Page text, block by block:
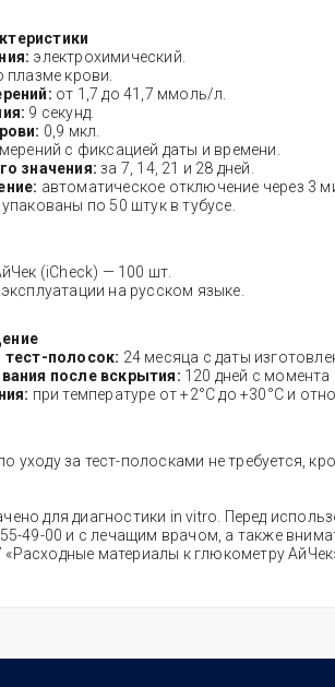
электрохимический.
плазме крови.
от 1,7 до 41,7 ммоль/л.
9 секунд.
0,9 мкл.
с фиксацией даты и времени.
значения:за 7, 14, 21 и 28 дней.
автоматическое отключение через 3
упакованы по 50 штук в тубусе.
(iCheck) — 100 шт.
на русском языке.
тест-полосок: 24 месяца с даты
после вскрытия: 120 дней с момента
при температуре от +2°C до +30°C и
уходу за тест-полосками не требуется,
для диагностики in vitro. Перед
49-00 и с лечащим врачом, а также
материалы к глюкометру